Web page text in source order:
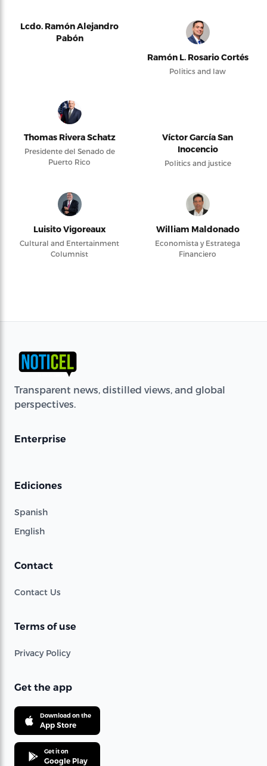
Lcdo. Ramón Alejandro
Pabón
Ramón L. Rosario Cortés
Politics and law
Thomas Rivera Schatz
Presidente del Senado de
Puerto Rico
Víctor García San
Inocencio
Politics and justice
Luisito Vigoreaux
Cultural and Entertainment
Columnist
William Maldonado
Economista y Estratega
Financiero
Transparent news, distilled views, and global
perspectives.
Enterprise
Ediciones
Spanish
English
Contact
Contact Us
Terms of use
Privacy Policy
Get the app
Download on the
App Store
Get it on
Google Play